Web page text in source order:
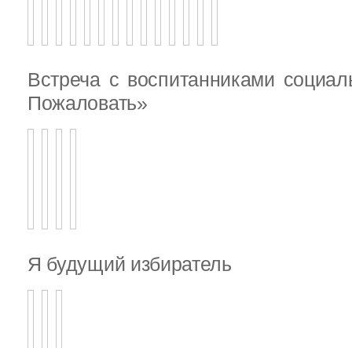
Встреча с воспитанниками
Пожаловать»
Я будущий избиратель